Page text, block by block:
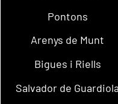
Pontons
Arenys de Munt
Bigues i Riells
Salvador de Guardiola